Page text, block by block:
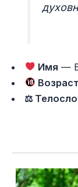
Имя —
Возраст
⚖